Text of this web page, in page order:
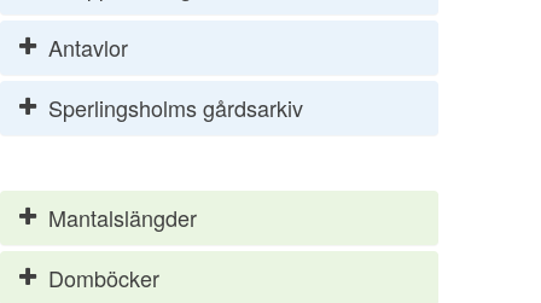
Antavlor
Sperlingsholms gårdsarkiv
Mantalslängder
Domböcker